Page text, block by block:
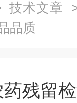
技术文章
品质
残留